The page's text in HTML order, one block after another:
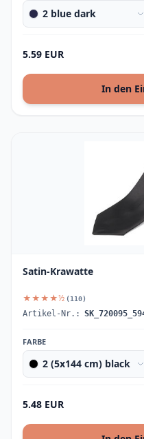
2 blue dark
5.59 EUR
In den
Satin-Krawatte
★★★★½ (110)
Artikel-Nr.:
FARBE
2 (5x144 cm) black
5.48 EUR